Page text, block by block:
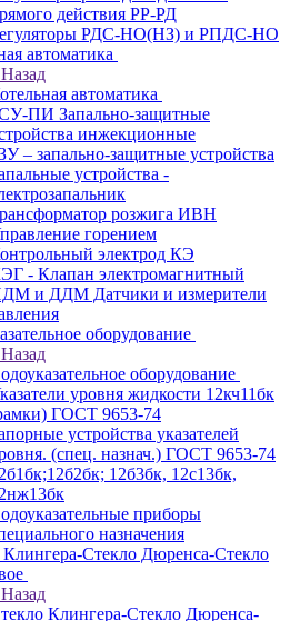
действия РР-РД
РДС-НО(НЗ) и РПДС-НО
автоматика
Назад
автоматика
ПИ Запально-защитные
инжекционные
– запально-защитные устройства
устройства -
розжига ИВН
горением
электрод КЭ
- Клапан электромагнитный
и ДДМ Датчики и измерители
оборудование
Назад
оборудование
уровня жидкости 12кч11бк
ГОСТ 9653-74
устройства указателей
(спец. назнач.) ГОСТ 9653-74
12б3бк, 12с13бк,
приборы
назначения
Клингера-Стекло Дюренса-Стекло
Назад
Клингера-Стекло Дюренса-